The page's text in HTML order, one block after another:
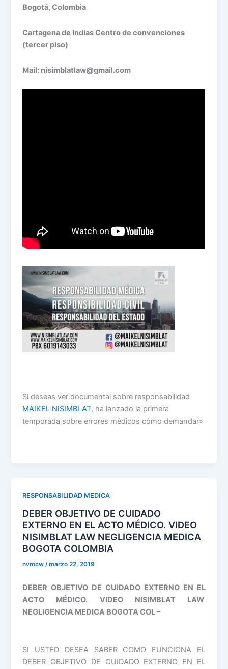
Bogotá, Colombia
Cartagena de Indias Centro de convenciones
(tercer piso)
Mail: nisimblatlaw@gmail.com
Si deseas ver documental sobre responsabilidad
MAIKEL NISIMBLAT, ha lanzado la primera
temporada sobre errores médicos cómo demandar»
RESPONSABILIDAD MEDICA
DEBER OBJETIVO DE CUIDADO
EXTERNO EN EL ACTO MÉDICO. VIDEO
NISIMBLAT LAW NEGLIGENCIA MEDICA
BOGOTA COLOMBIA
nvmcw /marzo 22, 2019
DEBER OBJETIVO DE CUIDADO EXTERNO EN EL
ACTO MÉDICO. VIDEO NISIMBLAT LAW
NEGLIGENCIA MEDICA BOGOTA COL –
SI USTED DESEA SABER COMO FUNCIONA EL
DEBER OBJETIVO DE CUIDADO EXTERNO EN EL